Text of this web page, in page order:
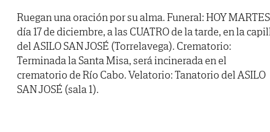
Ruegan una oración por su alma. Funeral: HOY
día 17 de diciembre, a las CUATRO de la tarde, en la
del ASILO SAN JOSÉ (Torrelavega). Crematorio:
Terminada la Santa Misa, será incinerada en el
crematorio de Río Cabo. Velatorio: Tanatorio del ASILO
SAN JOSÉ (sala 1).